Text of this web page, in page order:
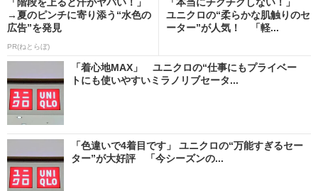
→夏のピンチに寄り添う“水色の
広告”を発見
PR(ねとらぼ)
ユニクロの“柔らかな肌触りのセ
ーター”が人気！ 「軽...
「着心地MAX」 ユニクロの“仕事にもプライベー
トにも使いやすいミラノリブセータ...
「色違いで4着目です」 ユニクロの“万能すぎるセー
ター”が大好評 「今シーズンの...